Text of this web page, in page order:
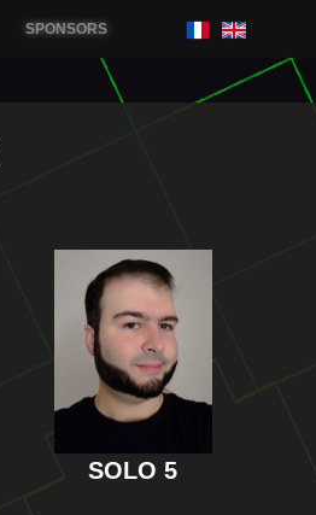
SPONSORS
SOLO 5